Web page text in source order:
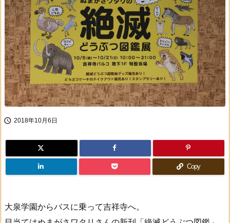
 2018年10月6日
Copy
大泉学園からバスに乗って吉祥寺へ。